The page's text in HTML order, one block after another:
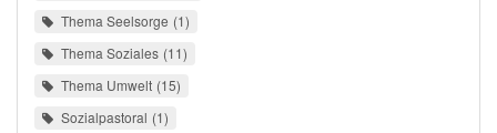
Thema Seelsorge 1
Thema Soziales 11
Thema Umwelt 15
Sozialpastoral 1